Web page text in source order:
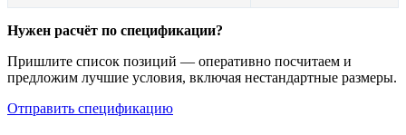
Нужен расчёт по спецификации?
Пришлите список позиций — оперативно посчитаем и
предложим лучшие условия, включая нестандартные размеры.
Отправить спецификацию